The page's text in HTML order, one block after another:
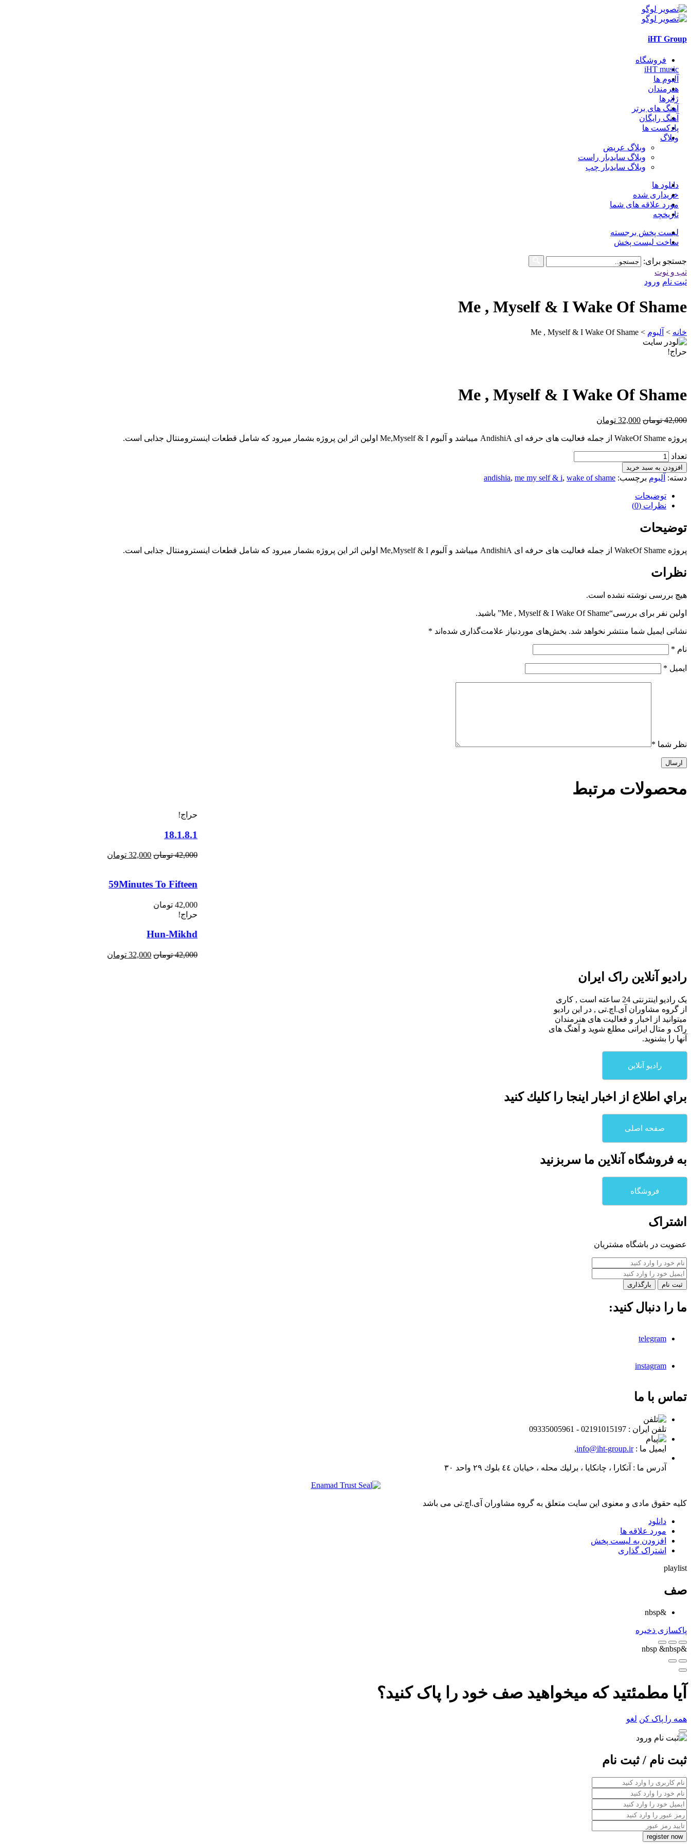
iHT Group
فروشگاه
iHT music
آلبوم ها
هنرمندان
ژانرها
آهنگ های برتر
آهنگ رایگان
پادکست ها
وبلاگ
وبلاگ عریض
وبلاگ سایدبار راست
وبلاگ سایدبار چپ
دانلود ها
خریداری شده
مورد علاقه های شما
تاریخچه
لیست پخش برجسته
ساخت لیست پخش
جستجو برای:
تب و نوت
ثبت نام ورود
Me , Myself & I Wake Of Shame
خانه > آلبوم >
Me , Myself & I Wake Of Shame
حراج!
Me , Myself & I Wake Of Shame
42,000 تومان 32,000 تومان
پروژه WakeOf Shame از جمله فعالیت های حرفه ای AndishiA میباشد و آلبوم Me,Myself & I اولین اثر این پروژه بشمار میرود که شامل قطعات اینسترومنتال جذابی است.
تعداد
افزودن به سبد خرید
دسته: آلبوم برچسب: andishia, me my self & i, wake of shame
توضیحات
نظرات (0)
توضیحات
پروژه WakeOf Shame از جمله فعالیت های حرفه ای AndishiA میباشد و آلبوم Me,Myself & I اولین اثر این پروژه بشمار میرود که شامل قطعات اینسترومنتال جذابی است.
نظرات
هیچ بررسی نوشته نشده است.
اولین نفر برای بررسی“Me , Myself & I Wake Of Shame” باشید.
نشانی ایمیل شما منتشر نخواهد شد. بخش‌های موردنیاز علامت‌گذاری شده‌اند *
نام *
ایمیل *
نظر شما *
محصولات مرتبط
حراج!
18.1.8.1
42,000 تومان 32,000 تومان
59Minutes To Fifteen
42,000 تومان
حراج!
Hun-Mikhd
42,000 تومان 32,000 تومان
رادیو آنلاین راک ایران
یک رادیو اینترنتی 24 ساعته است , کاری
از گروه مشاوران آی.اچ.تی , در این رادیو
میتوانید از اخبار و فعالیت های هنرمندان
راک و متال ایرانی مطلع شوید و آهنگ های
آنها را بشنوید.
رادیو آنلاین
براي اطلاع از اخبار اينجا را كليك كنيد
صفحه اصلی
به فروشگاه آنلاين ما سربزنيد
فروشگاه
اشتراک
عضویت در باشگاه مشتریان
بارگذاری
ما را دنبال کنید:
telegram
instagram
تماس با ما
تلفن ايران : 02191015197 - 09335005961
ایمیل ما : info@iht-group.ir
,
آدرس ما : آنكارا ، چانكايا ، برليك محله ، خيابان ٤٤ بلوك ٢٩ واحد ٣٠
کلیه حقوق مادی و معنوی این سایت متعلق به گروه مشاوران آی.اچ.تی می باشد
دانلود
مورد علاقه ها
افزودن به لیست پخش
اشتراک گذاری
playlist
صف
&nbsp
پاکسازی ذخیره
&nbsp
&nbsp
آیا مطمئتید که میخواهید صف خود را پاک کنید؟
همه را پاک کن لغو
ثبت نام / ثبت نام